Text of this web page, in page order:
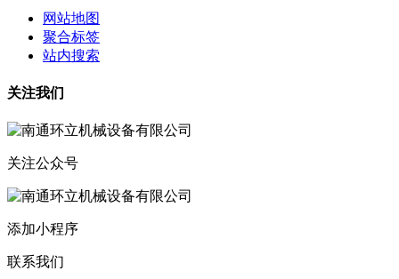
网站地图
聚合标签
站内搜索
关注我们
关注公众号
添加小程序
联系我们